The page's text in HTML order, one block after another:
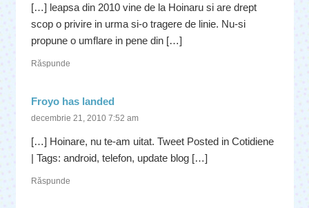
[…] leapsa din 2010 vine de la Hoinaru si are drept
scop o privire in urma si-o tragere de linie. Nu-si
propune o umflare in pene din […]
Răspunde
Froyo has landed
decembrie 21, 2010 7:52 am
[…] Hoinare, nu te-am uitat. Tweet Posted in Cotidiene
| Tags: android, telefon, update blog […]
Răspunde